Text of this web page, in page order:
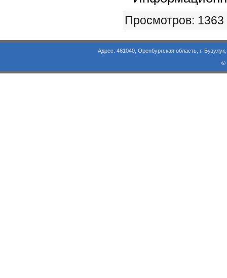
Просмотров:
Адрес: 461040, Оренбургская область, г. Бузулук, ул.
©